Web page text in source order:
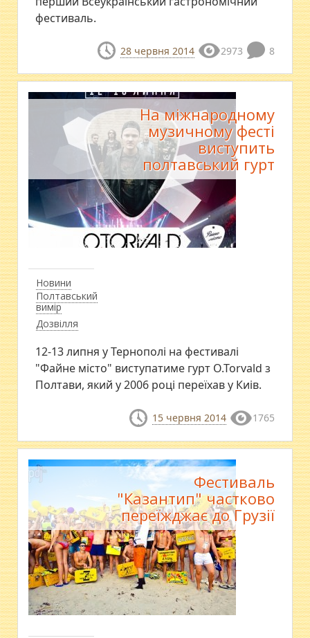
фестиваль.
28 червня 2014 2973 8
Новини
Полтавський
вимір
Дозвілля
На міжнародному
музичному фесті
виступить
полтавський гурт
12-13 липня у Тернополі на фестивалі
"Файне місто" виступатиме гурт O.Torvald з
Полтави, який у 2006 році переїхав у Киів.
15 червня 2014 1765
Фестиваль
"Казантип" частково
переїжджає до Грузії